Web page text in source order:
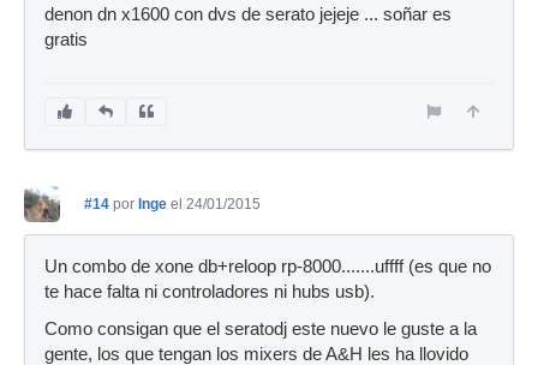
denon dn x1600 con dvs de serato jejeje ... soñar es
gratis
#14 por Inge el 24/01/2015
Un combo de xone db+reloop rp-8000.......uffff (es que no
te hace falta ni controladores ni hubs usb).
Como consigan que el seratodj este nuevo le guste a la
gente, los que tengan los mixers de A&H les ha llovido